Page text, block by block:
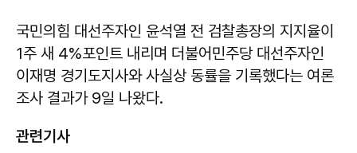
국민의힘 대선주자인 윤석열 전 검찰총장의 지지율이
1주 새 4%포인트 내리며 더불어민주당 대선주자인
이재명 경기도지사와 사실상 동률을 기록했다는 여론
조사 결과가 9일 나왔다.
관련기사